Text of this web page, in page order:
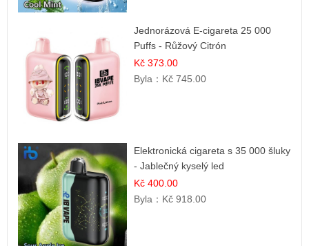
Jednorázová E-cigareta 25 000
Puffs - Růžový Citrón
Kč 373.00
Byla： Kč 745.00
Elektronická cigareta s 35 000 šluky
- Jablečný kyselý led
Kč 400.00
Byla： Kč 918.00